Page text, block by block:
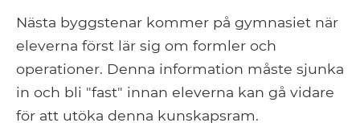
Nästa byggstenar kommer på gymnasiet när
eleverna först lär sig om formler och
operationer. Denna information måste sjunka
in och bli "fast" innan eleverna kan gå vidare
för att utöka denna kunskapsram.